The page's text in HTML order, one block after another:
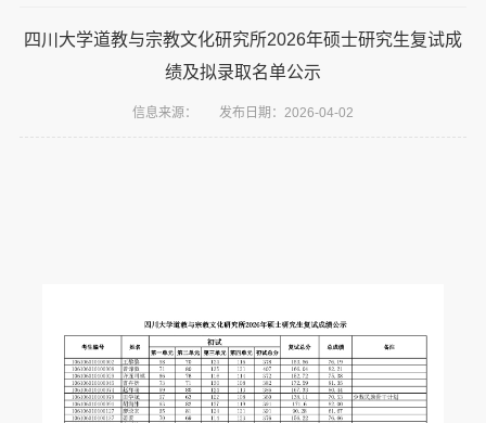
四川大学道教与宗教文化研究所2026年硕士研究生复试成
绩及拟录取名单公示
信息来源： 发布日期：2026-04-02